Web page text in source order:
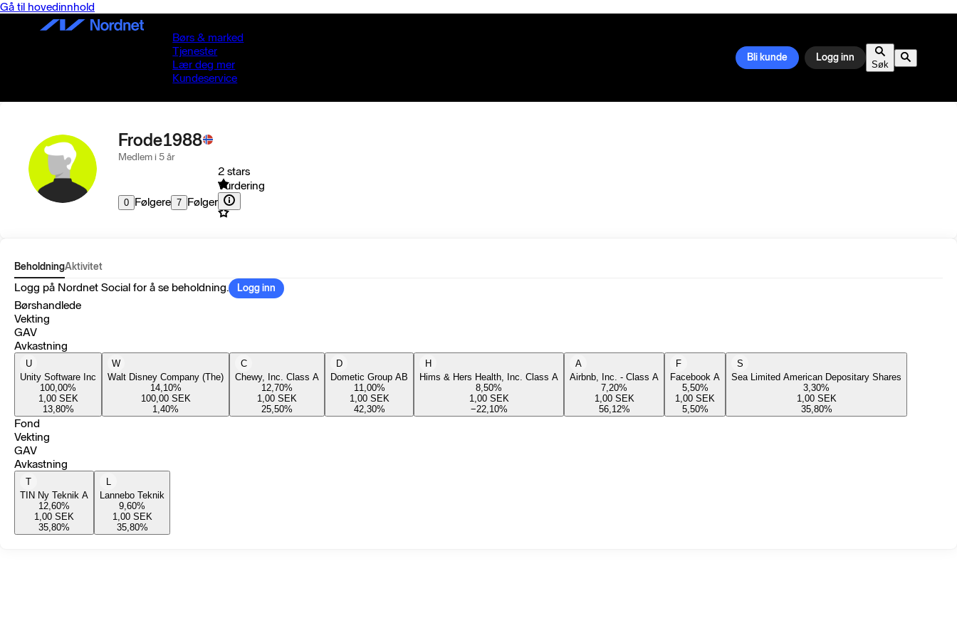
Gå til hovedinnhold
Børs & marked
Tjenester
Lær deg mer
Kundeservice
Bli kunde Logg inn
Søk
Frode1988
Medlem i 5 år
0 Følgere 7 Følger
2 stars
Vurdering
BeholdningAktivitet
Logg på Nordnet Social for å se beholdning. Logg inn
Børshandlede
Vekting
GAV
Avkastning
U
Unity Software Inc
100,00%
1,00 SEK
13,80%
W
Walt Disney Company (The)
14,10%
100,00 SEK
1,40%
C
Chewy, Inc. Class A
12,70%
1,00 SEK
25,50%
D
Dometic Group AB
11,00%
1,00 SEK
42,30%
H
Hims & Hers Health, Inc. Class A
8,50%
1,00 SEK
−22,10%
A
Airbnb, Inc. - Class A
7,20%
1,00 SEK
56,12%
F
Facebook A
5,50%
1,00 SEK
5,50%
S
Sea Limited American Depositary Shares
3,30%
1,00 SEK
35,80%
Fond
Vekting
GAV
Avkastning
T
TIN Ny Teknik A
12,60%
1,00 SEK
35,80%
L
Lannebo Teknik
9,60%
1,00 SEK
35,80%